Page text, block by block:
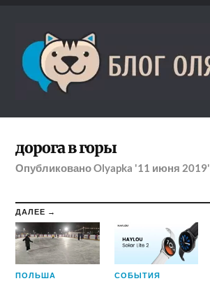
дорога в горы
ОпубликованоOlyapka '11 июня 2019'
ДАЛЕЕ →
ПОЛЬША СОБЫТИЯ